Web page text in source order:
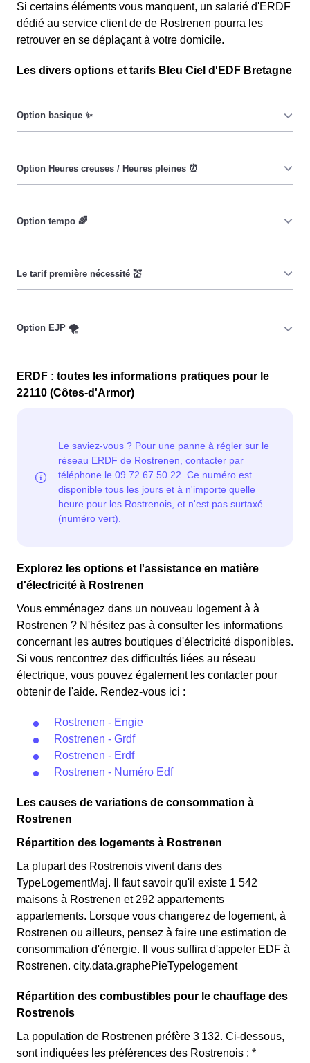
Si certains éléments vous manquent, un salarié d'ERDF
dédié au service client de de Rostrenen pourra les
retrouver en se déplaçant à votre domicile.
Les divers options et tarifs Bleu Ciel d'EDF Bretagne
date, ni de l'heure, que ce soit en à Rostrenen ou
ailleurs. 💡
Rostrenen est réduit. ⚡
Rostrenois à réduire leur consommation pendant 65
jours par an, lorsque le prix du kiloWatt est plus élevé. 💡
pour les consommateurs Rostrenois couverts par la
permettant ainsi de réduire sa facture d'électricité en
faisant attention à sa consommation en à Rostrenen. Ce
éligibles. 💡🏠
uniquement les clients Rostrenois qui l'avaient choisie
avant 1998. Elle implique deux tarifs : pendant 22 jours,
rapport au tarif normal en à Rostrenen. ⚡💸
ERDF : toutes les informations pratiques pour le
22110 (Côtes-d'Armor)
Explorez les options et l'assistance en matière
d'électricité à Rostrenen
Vous emménagez dans un nouveau logement à à
Rostrenen ? N'hésitez pas à consulter les informations
concernant les autres boutiques d'électricité disponibles.
Si vous rencontrez des difficultés liées au réseau
électrique, vous pouvez également les contacter pour
obtenir de l'aide. Rendez-vous ici :
Rostrenen - Engie
Rostrenen - Grdf
Rostrenen - Erdf
Rostrenen - Numéro Edf
Les causes de variations de consommation à
Rostrenen
Répartition des logements à Rostrenen
La plupart des Rostrenois vivent dans des
TypeLogementMaj. Il faut savoir qu'il existe 1 542
maisons à Rostrenen et 292 appartements
appartements. Lorsque vous changerez de logement, à
Rostrenen ou ailleurs, pensez à faire une estimation de
consommation d'énergie. Il vous suffira d'appeler EDF à
Rostrenen. city.data.graphePieTypelogement
Répartition des combustibles pour le chauffage des
Rostrenois
La population de Rostrenen préfère 3 132. Ci-dessous,
sont indiquées les préférences des Rostrenois : *